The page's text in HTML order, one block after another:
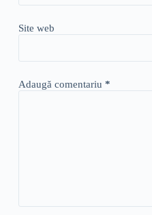
Site web
Adaugă comentariu *